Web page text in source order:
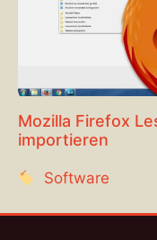
Mozilla Firefox
importieren
Software